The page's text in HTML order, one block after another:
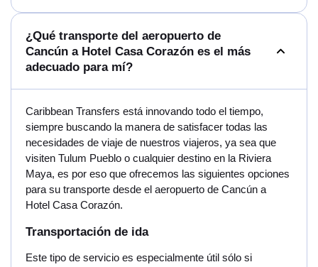
¿Qué transporte del aeropuerto de
Cancún a Hotel Casa Corazón es el más
adecuado para mí?
Caribbean Transfers está innovando todo el tiempo,
siempre buscando la manera de satisfacer todas las
necesidades de viaje de nuestros viajeros, ya sea que
visiten Tulum Pueblo o cualquier destino en la Riviera
Maya, es por eso que ofrecemos las siguientes opciones
para su transporte desde el aeropuerto de Cancún a
Hotel Casa Corazón.
Transportación de ida
Este tipo de servicio es especialmente útil sólo si